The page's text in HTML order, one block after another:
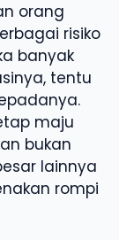
orang
risiko
banyak
tentu
maju
bukan
lainnya
rompi